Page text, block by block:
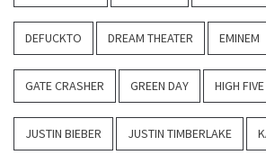
DEFUCKTO DREAM THEATER EMINEM
GATE CRASHER GREEN DAY HIGH FIVE
JUSTIN BIEBER JUSTIN TIMBERLAKE